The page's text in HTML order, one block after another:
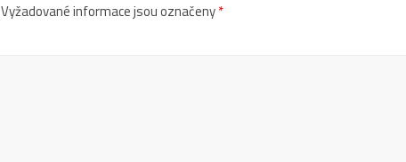
Vyžadované informace jsou označeny*